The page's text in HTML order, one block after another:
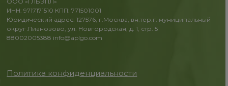
ИНН: 9717171510 КПП: 771501001
Юридический адрес: 127576, г.Москва, вн.тер.г. муниципальный
округ Лианозово, ул. Новгородская, д. 1, стр. 5
88002005388 info@aplgo.com
Политика конфиденциальности